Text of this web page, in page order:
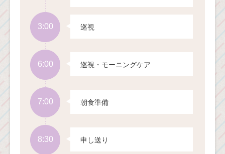
3:00 巡視
6:00 巡視・モーニングケア
7:00 朝食準備
8:30 申し送り